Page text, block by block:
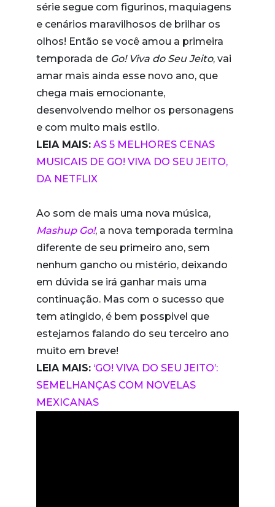
série segue com figurinos, maquiagens
e cenários maravilhosos de brilhar os
olhos! Então se você amou a primeira
temporada de Go! Viva do Seu Jeito, vai
amar mais ainda esse novo ano, que
chega mais emocionante,
desenvolvendo melhor os personagens
e com muito mais estilo.
LEIA MAIS: AS 5 MELHORES CENAS
MUSICAIS DE GO! VIVA DO SEU JEITO,
DA NETFLIX
Ao som de mais uma nova música,
Mashup Go!, a nova temporada termina
diferente de seu primeiro ano, sem
nenhum gancho ou mistério, deixando
em dúvida se irá ganhar mais uma
continuação. Mas com o sucesso que
tem atingido, é bem posspivel que
estejamos falando do seu terceiro ano
muito em breve!
LEIA MAIS: ‘GO! VIVA DO SEU JEITO’:
SEMELHANÇAS COM NOVELAS
MEXICANAS